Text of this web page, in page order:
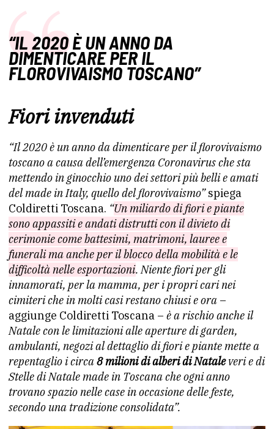
“IL 2020 È UN ANNO DA
DIMENTICARE PER IL
FLOROVIVAISMO TOSCANO”
Fiori invenduti
“Il 2020 è un anno da dimenticare per il florovivaismo
toscano a causa dell’emergenza Coronavirus che sta
mettendo in ginocchio uno dei settori più belli e amati
del made in Italy, quello del florovivaismo”spiega
Coldiretti Toscana. “Un miliardo di fiori e piante
sono appassiti e andati distrutti con il divieto di
cerimonie come battesimi, matrimoni, lauree e
funerali ma anche per il blocco della mobilità e le
difficoltà nelle esportazioni. Niente fiori per gli
innamorati, per la mamma, per i propri cari nei
cimiteri che in molti casi restano chiusi e ora –
aggiunge Coldiretti Toscana – è a rischio anche il
Natale con le limitazioni alle aperture di garden,
ambulanti, negozi al dettaglio di fiori e piante mette a
repentaglio i circa8 milioni di alberi di Nataleveri e di
Stelle di Natale made in Toscana che ogni anno
trovano spazio nelle case in occasione delle feste,
secondo una tradizione consolidata”.